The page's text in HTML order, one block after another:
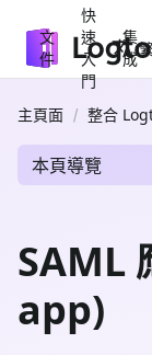
文
件
快
速
入
門
集
成
主頁面 整合
本頁導覽
SAML
app)